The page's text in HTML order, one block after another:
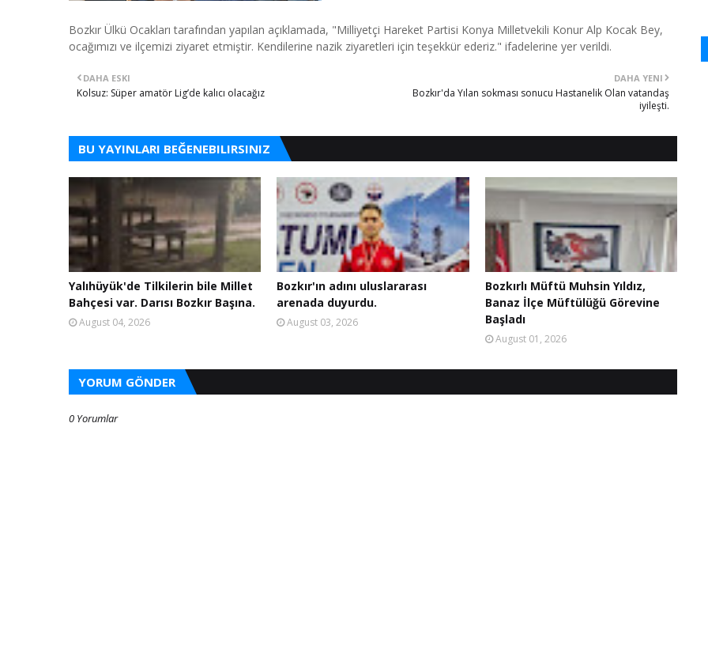
Bozkır Ülkü Ocakları tarafından yapılan açıklamada, "Milliyetçi Hareket Partisi Konya Milletvekili Konur Alp Kocak Bey,
ocağımızı ve ilçemizi ziyaret etmiştir. Kendilerine nazik ziyaretleri için teşekkür ederiz." ifadelerine yer verildi.
DAHA YENI
Bozkır'da Yılan sokması sonucu Hastanelik Olan vatandaş
iyileşti.
DAHA ESKI
Kolsuz: Süper amatör Lig’de kalıcı olacağız
BU YAYINLARI BEĞENEBILIRSINIZ
Yalıhüyük'de Tilkilerin bile Millet
Bahçesi var. Darısı Bozkır Başına.
August 04, 2026
Bozkır'ın adını uluslararası
arenada duyurdu.
August 03, 2026
Bozkırlı Müftü Muhsin Yıldız,
Banaz İlçe Müftülüğü Görevine
Başladı
August 01, 2026
YORUM GÖNDER
0 Yorumlar